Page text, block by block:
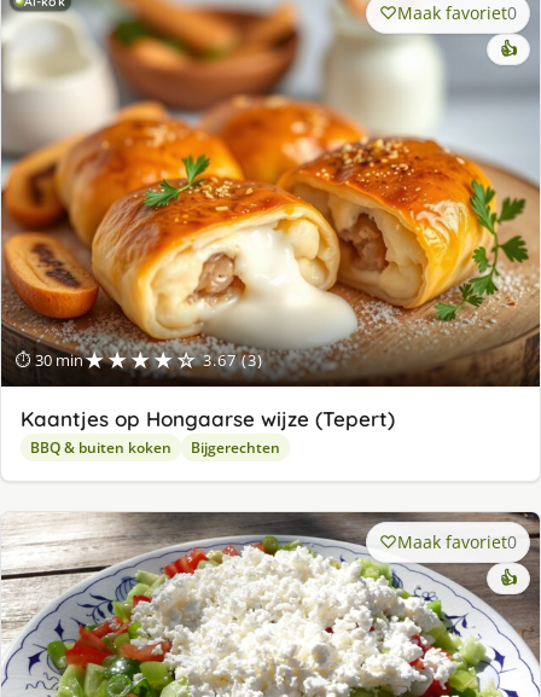
⏱ 30 min★★★★☆ 3.67 (3)
Maak favoriet0
👍
Kaantjes op Hongaarse wijze (Tepert)
BBQ & buiten koken Bijgerechten
Maak favoriet0
👍